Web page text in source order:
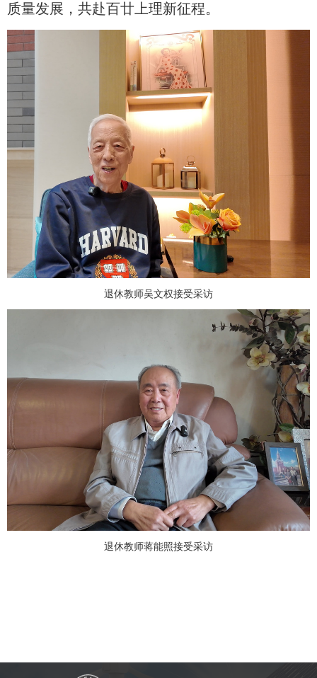
质量发展，共赴百廿上理新征程。
退休教师吴文权接受采访
退休教师蒋能照接受采访